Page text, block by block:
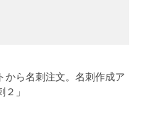
から名刺注文。名刺作成ア
」